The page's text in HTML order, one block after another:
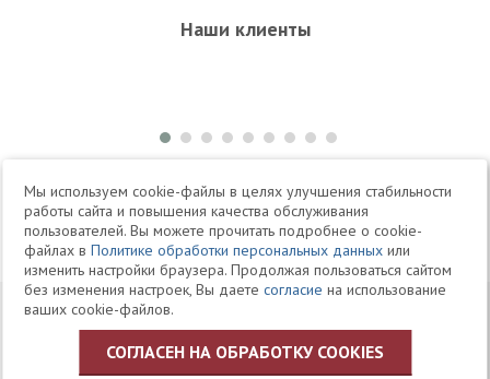
Наши клиенты
+7 495 504-34-61
Telegram Max
© 1994-2026 Юридическая Фирма «Клифф»
Юридические услуги, аудит, офшоры
Политика ЗАО «Юридическая фирма «КЛИФФ» в отношении
Мы используем cookie-файлы в целях улучшения стабильности
работы сайта и повышения качества обслуживания
пользователей. Вы можете прочитать подробнее о cookie-
файлах вПолитике обработки персональных данных или
изменить настройки браузера. Продолжая пользоваться сайтом
без изменения настроек, Вы даетесогласие на использование
ваших cookie-файлов.
СОГЛАСЕН НА ОБРАБОТКУ COOKIES